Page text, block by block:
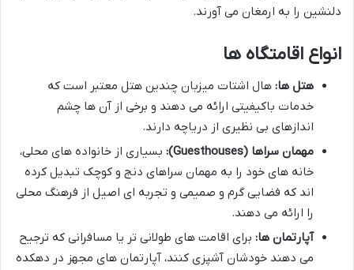
دلنشین را به ارمغان می آورند.
انواع اقامتگاه ها
هتل ها: هال اشتات میزبان چندین هتل معتبر است که
خدمات باکیفیتی ارائه می دهند و برخی از آن ها چشم
اندازهای بی نظیری از دریاچه دارند.
مهمان سراها (Guesthouses):
بسیاری از خانواده های محلی،
خانه های خود را به مهمان سراهای دنج و کوچک تبدیل کرده
اند که فضایی گرم و صمیمی و تجربه ای اصیل از فرهنگ محلی
را ارائه می دهند.
آپارتمان ها: برای اقامت های طولانی تر یا مسافرانی که ترجیح
می دهند خودشان آشپزی کنند، آپارتمان های مجهز در دهکده